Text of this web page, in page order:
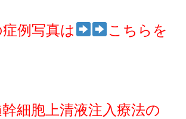
例写真は こちらを
細胞上清液注入療法の